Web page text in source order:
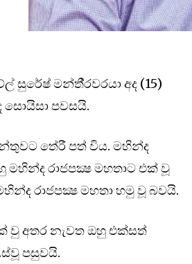
සුරේෂ් මන්තී‍්‍රවරයා අද (15)
පවසයි.
තේරී පත් විය. මහින්ද
මහින්ද රාජපක්‍ෂ මහතාට එක් වූ
රාජපක්‍ෂ මහතා හමු වූ බවයි.
වු අතර නැවත ඔහු එක්සත්
පසුවයි.